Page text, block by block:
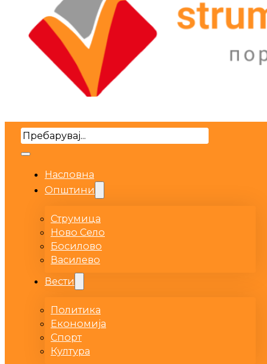
Search
Насловна
Општини
Струмица
Ново Село
Босилово
Василево
Вести
Политика
Економија
Спорт
Култура